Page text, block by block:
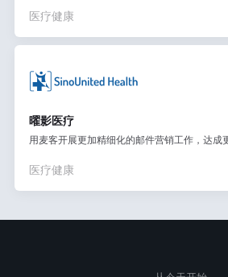
医疗健康
曜影医疗
用麦客开展更加精细化的邮件营销工作，达成
医疗健康